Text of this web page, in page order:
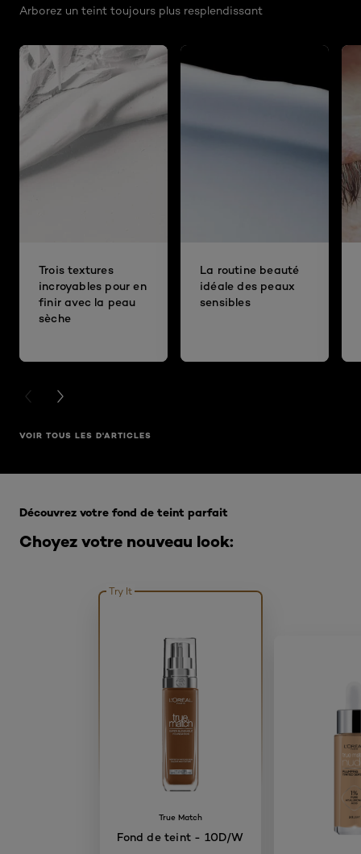
Arborez un teint toujours plus resplendissant
Trois textures
incroyables pour en
finir avec la peau
sèche
La routine beauté
idéale des peaux
sensibles
PREVIOUS CARD
NEXT CARD
VOIR TOUS LES D'ARTICLES
Choyez votre nouveau look:
Découvrez votre fond de teint parfait
Try It
True Match
Fond de teint - 10D/W